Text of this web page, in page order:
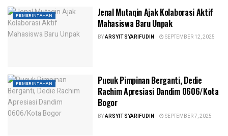
PEMERINTAHAN
Jenal Mutaqin Ajak Kolaborasi Aktif
Mahasiswa Baru Unpak
BYARSYIT SYARIFUDIN SEPTEMBER 12, 2025
PEMERINTAHAN
Pucuk Pimpinan Berganti, Dedie
Rachim Apresiasi Dandim 0606/Kota
Bogor
BYARSYIT SYARIFUDIN SEPTEMBER 7, 2025